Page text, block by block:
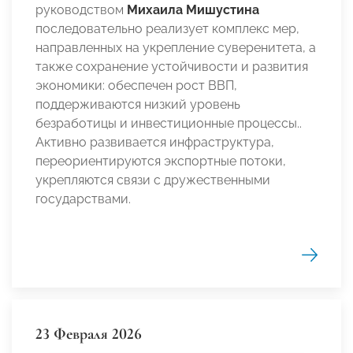
руководством Михаила Мишустина
последовательно реализует комплекс мер,
направленных на укрепление суверенитета, а
также сохранение устойчивости и развития
экономики: обеспечен рост ВВП,
поддерживаются низкий уровень
безработицы и инвестиционные процессы..
Активно развивается инфраструктура,
переориентируются экспортные потоки,
укрепляются связи с дружественными
государствами.
23 Февраля 2026